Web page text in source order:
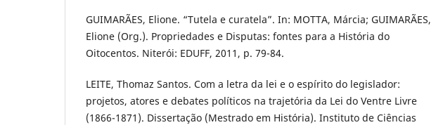
GUIMARÃES, Elione. “Tutela e curatela”. In: MOTTA, Márcia; GUIMARÃES,
Elione (Org.). Propriedades e Disputas: fontes para a História do
Oitocentos. Niterói: EDUFF, 2011, p. 79-84.
LEITE, Thomaz Santos. Com a letra da lei e o espírito do legislador:
projetos, atores e debates políticos na trajetória da Lei do Ventre Livre
(1866-1871). Dissertação (Mestrado em História). Instituto de Ciências